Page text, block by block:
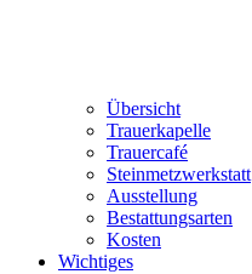
Übersicht
Trauerkapelle
Trauercafé
Steinmetzwerkstatt
Ausstellung
Bestattungsarten
Kosten
Wichtiges